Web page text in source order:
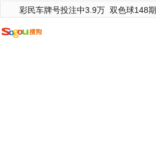
彩民车牌号投注中3.9万 双色球148